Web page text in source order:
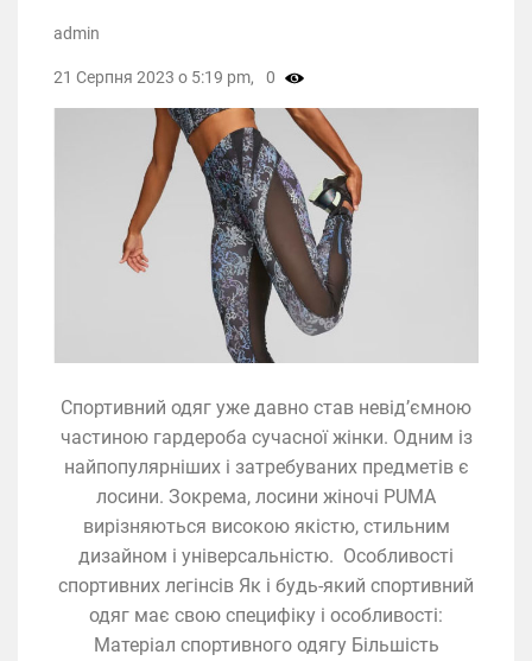
Спортивний одяг уже давно став невід’ємною
частиною гардероба сучасної жінки. Одним із
найпопулярніших і затребуваних предметів є
лосини. Зокрема, лосини жіночі PUMA
вирізняються високою якістю, стильним
дизайном і універсальністю. Особливості
спортивних легінсів Як і будь-який спортивний
одяг має свою специфіку і особливості:
Матеріал спортивного одягу Більшість
admin
21 Серпня 2023 о 5:19 pm, 0